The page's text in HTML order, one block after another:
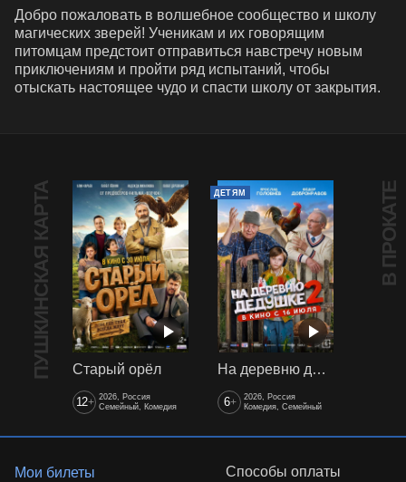
​​Добро пожаловать в волшебное сообщество и школу
магических зверей! Ученикам и их говорящим
питомцам предстоит отправиться навстречу новым
приключениям и пройти ряд испытаний, чтобы
отыскать настоящее чудо и спасти школу от закрытия.
ПУШКИНСКАЯ КАРТА Старый орёл
12+ 2026, Россия
Семейный, Комедия
ДЕТЯМ
На деревню дедушке 2
6+
2026, Россия
Комедия, Семейный
В ПРОКАТЕ
Мои билеты
Способы оплаты